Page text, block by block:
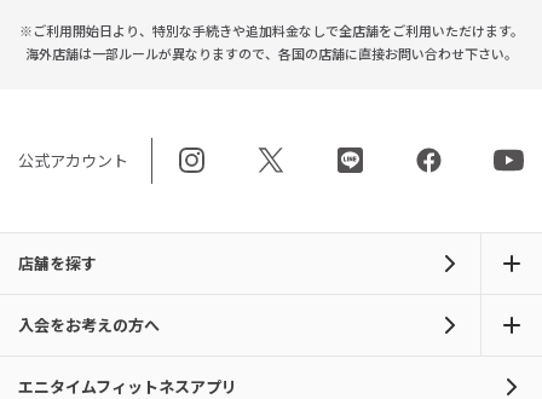
※ご利用開始日より、特別な手続きや追加料金なしで全店舗をご利用いただけます。
海外店舗は一部ルールが異なりますので、 各国の店舗に直接お問い合わせ下さい。
公式アカウント
店舗を探す
入会をお考えの方へ
エニタイムフィットネスアプリ